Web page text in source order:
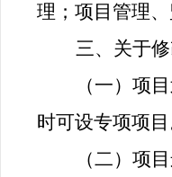
理；项目管理、
三、关于
（一）项
时可设专项项目
（二）项